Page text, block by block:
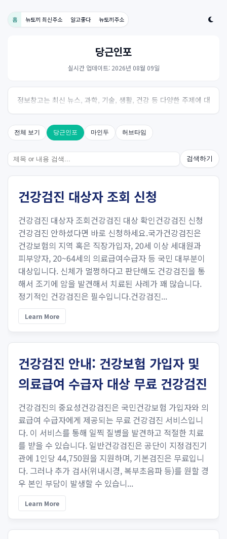
홈 뉴토끼 최신주소 알고좋다 뉴토끼주소
당근인포
실시간 업데이트: 2026년 08월 09일
정보창고는 최신 뉴스, 과학, 기술, 생활, 건강 등 다양한 주제에 대
한 신뢰성 있는 정보를 제공하는 온라인 자료실입니다.
전체 보기 당근인포 마인두 허브타임
검색하기
건강검진 대상자 조회 신청
건강검진 대상자 조회건강검진 대상 확인건강검진 신청
건강검진 안하셨다면 바로 신청하세요.국가건강검진은
건강보험의 지역 혹은 직장가입자, 20세 이상 세대원과
피부양자, 20~64세의 의료급여수급자 등 국민 대부분이
대상입니다. 신체가 멀쩡하다고 판단해도 건강검진을 통
해서 조기에 암을 발견해서 치료된 사례가 꽤 많습니다.
정기적인 건강검진은 필수입니다.건강검진...
Learn More
건강검진 안내: 건강보험 가입자 및
의료급여 수급자 대상 무료 건강검진
건강검진의 중요성건강검진은 국민건강보험 가입자와 의
료급여 수급자에게 제공되는 무료 건강검진 서비스입니
다. 이 서비스를 통해 일찍 질병을 발견하고 적절한 치료
를 받을 수 있습니다. 일반건강검진은 공단이 지정검진기
관에 1인당 44,750원을 지원하며, 기본검진은 무료입니
다. 그러나 추가 검사(위내시경, 복부초음파 등)를 원할 경
우 본인 부담이 발생할 수 있습니...
Learn More